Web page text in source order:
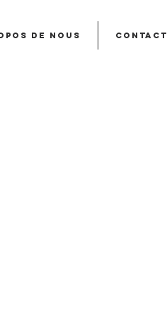
de nous Contact